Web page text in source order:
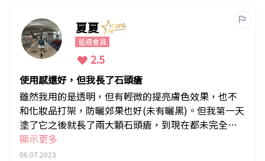
夏夏
星級會員
2.5
使用感還好，但我長了石頭瘡
雖然我用的是透明，但有輕微的提亮膚色效果，也不
和化妝品打架，防曬郊果也好(未有曬黑)。但我第一天
塗了它之後就長了兩大顆石頭瘡，到現在都未完全消
下來，所以我現在都不敢再塗它，可能之後痘痘消了
再測試一下。
顯示更多
06.07.2023